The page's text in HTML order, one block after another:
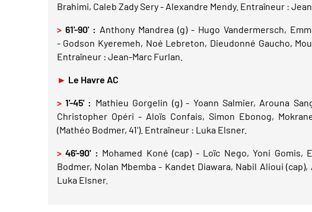
Brahimi, Caleb Zady Sery - Alexandre Mendy. Entraîneur :
> 61'-90' : Anthony Mandrea (g) - Hugo Vandermersch,
- Godson Kyeremeh, Noé Lebreton, Dieudonné Gaucho,
Entraîneur : Jean-Marc Furlan.
► Le Havre AC
>1'-45' : Mathieu Gorgelin (g) - Yoann Salmier, Arouna
Christopher Opéri - Aloïs Confais, Simon Ebonog,
(Mathéo Bodmer, 41'). Entraîneur : Luka Elsner.
> 46'-90' : Mohamed Koné (cap) - Loïc Nego, Yoni Gomis,
Bodmer, Nolan Mbemba - Kandet Diawara, Nabil Alioui
Luka Elsner.